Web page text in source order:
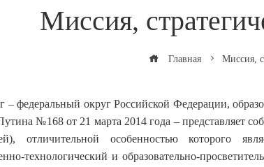
Миссия,
Главная Миссия,
федеральный округ Российской Федерации,
№168 от 21 марта 2014 года – представляет
отличительной особенностью которого
технологический и образовательно-